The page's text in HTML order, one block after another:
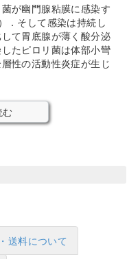
が幽門腺粘膜に感染す
）．そして感染は持続し
て胃底腺が薄く酸分泌
たピロリ菌は体部小彎
性の活動性炎症が生じ
む
送料について